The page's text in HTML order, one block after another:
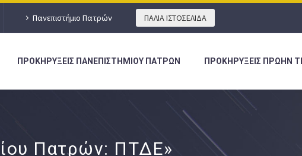
Πανεπιστήμιο Πατρών ΠΑΛΙΑ ΙΣΤΟΣΕΛΙΔΑ
ΠΡΟΚΗΡΥΞΕΙΣ ΠΑΝΕΠΙΣΤΗΜΙΟΥ ΠΑΤΡΩΝ ΠΡΟΚΗΡΥΞΕΙΣ ΠΡΩΗΝ
Πατρών: ΠΤΔΕ»